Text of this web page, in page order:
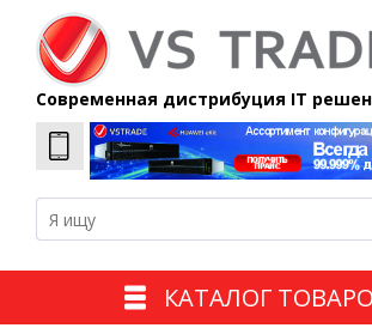
Современная дистрибуция IT
КАТАЛОГ